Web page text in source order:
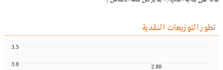
تطور التوزيعات النقدية
2.80
3.0
3.5